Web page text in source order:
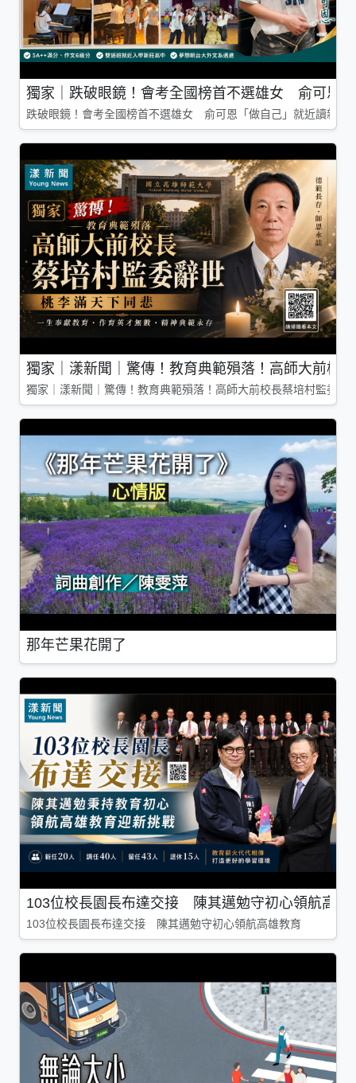
獨家｜跌破眼鏡！會考全國榜首不選雄女 俞可恩
跌破眼鏡！會考全國榜首不選雄女 俞可恩「做自己」就近讀新莊
獨家｜漾新聞｜驚傳！教育典範殞落！高師大前校
獨家｜漾新聞｜驚傳！教育典範殞落！高師大前校長蔡培村監委
那年芒果花開了
103位校長園長布達交接 陳其邁勉守初心領航高雄
103位校長園長布達交接 陳其邁勉守初心領航高雄教育